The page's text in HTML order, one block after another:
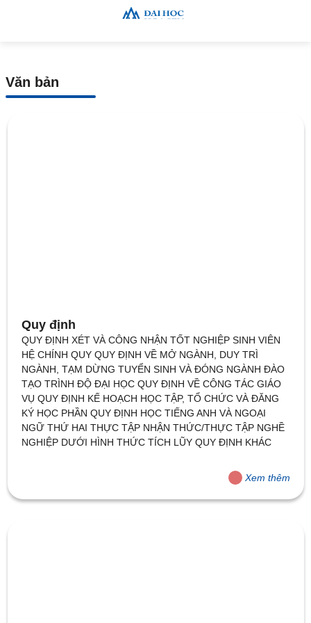
Văn bản
Quy định
QUY ĐỊNH XÉT VÀ CÔNG NHẬN TỐT NGHIỆP SINH VIÊN
HỆ CHÍNH QUY QUY ĐỊNH VỀ MỞ NGÀNH, DUY TRÌ
NGÀNH, TẠM DỪNG TUYỂN SINH VÀ ĐÓNG NGÀNH ĐÀO
TẠO TRÌNH ĐỘ ĐẠI HỌC QUY ĐỊNH VỀ CÔNG TÁC GIÁO
VỤ QUY ĐỊNH KẾ HOẠCH HỌC TẬP, TỔ CHỨC VÀ ĐĂNG
KÝ HỌC PHẦN QUY ĐỊNH HỌC TIẾNG ANH VÀ NGOẠI NGỮ
THỨ HAI THỰC TẬP NHẬN THỨC/THỰC TẬP NGHỀ
NGHIỆP DƯỚI HÌNH THỨC TÍCH LŨY QUY ĐỊNH KHÁC
Xem thêm